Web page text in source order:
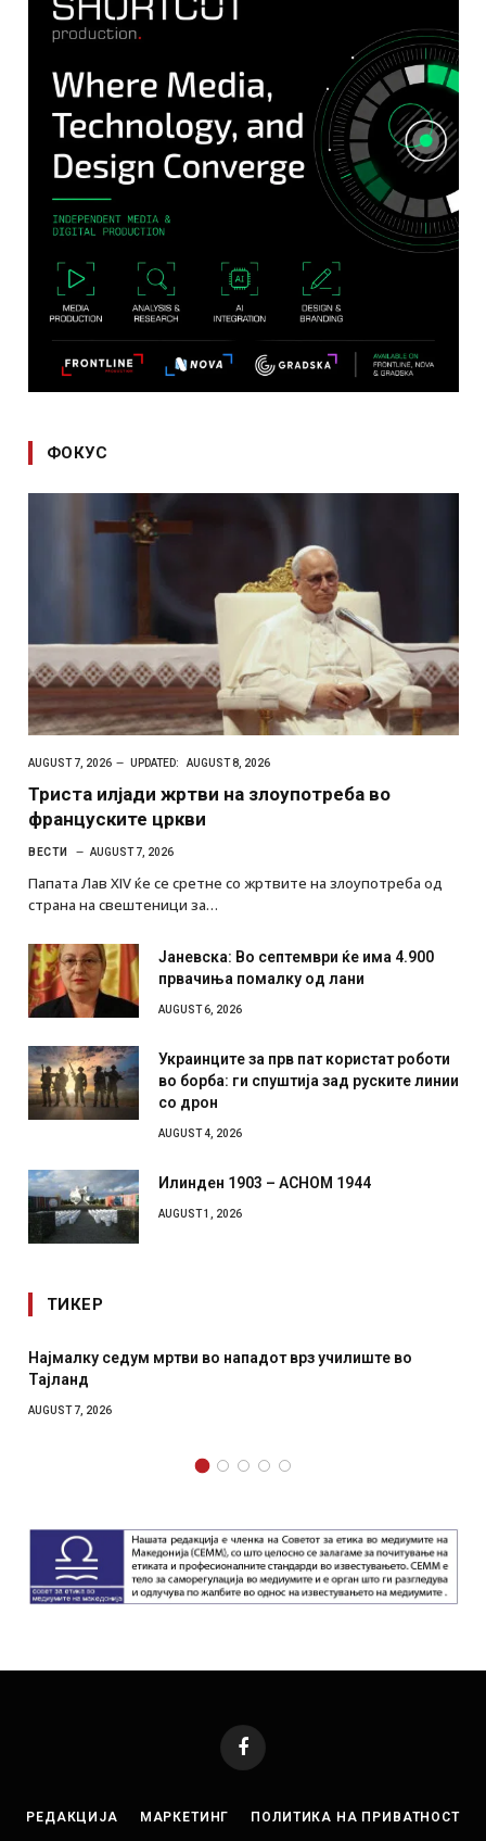
ФОКУС
AUGUST 7, 2026 UPDATED: AUGUST 8, 2026
Триста илјади жртви на злоупотреба во
француските цркви
ВЕСТИ AUGUST 7, 2026
Папата Лав XIV ќе се сретне со жртвите на злоупотреба од
страна на свештеници за…
Јаневска: Во септември ќе има 4.900
првачиња помалку од лани
AUGUST 6, 2026
Украинците за прв пат користат роботи
во борба: ги спуштија зад руските линии
со дрон
AUGUST 4, 2026
Илинден 1903 – АСНОМ 1944
AUGUST 1, 2026
ТИКЕР
седум мртви во нападот врз училиште во
7, 2026
Facebook
РЕДАКЦИЈА МАРКЕТИНГ ПОЛИТИКА НА ПРИВАТНОСТ